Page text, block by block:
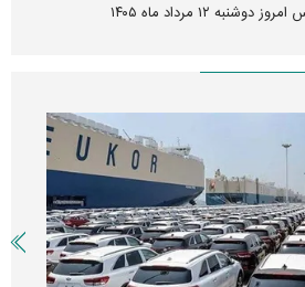
۱۲ مرداد ماه ۱۴۰۵